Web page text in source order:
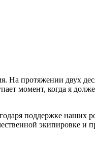
На протяжении двух
момент, когда я
поддержке наших
экипировке и